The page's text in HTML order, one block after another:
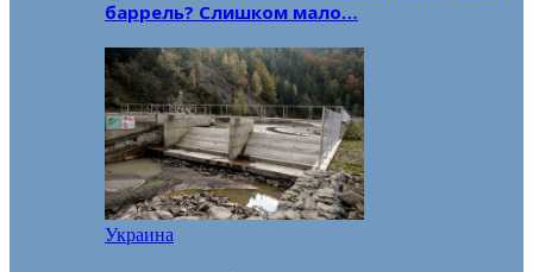
баррель? Слишком мало…
Украина